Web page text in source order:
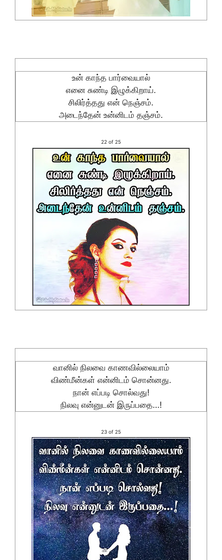
உன் காந்த பார்வையால்
எனை சுண்டி இழுக்கிறாய்.
சிலிர்த்தது என் நெஞ்சம்.
அடைந்தேன் உன்னிடம் தஞ்சம்.
22 of 25
வானில் நிலவை காணவில்லையாம்
விண்மீன்கள் என்னிடம் சொன்னது.
நான் எப்படி சொல்வது!
நிலவு என்னுடன் இருப்பதை…!
23 of 25